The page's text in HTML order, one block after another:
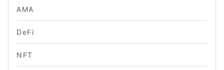
AMA
DeFi
NFT